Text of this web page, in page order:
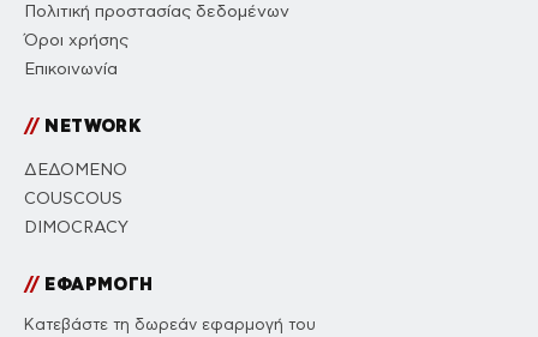
Πολιτική προστασίας δεδομένων
Όροι χρήσης
Επικοινωνία
//NETWORK
ΔΕΔΟΜΕΝΟ
COUSCOUS
DIMOCRACY
//ΕΦΑΡΜΟΓΗ
Κατεβάστε τη δωρεάν εφαρμογή του